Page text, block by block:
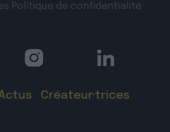
Politique de confidentialité
Créateur·trices